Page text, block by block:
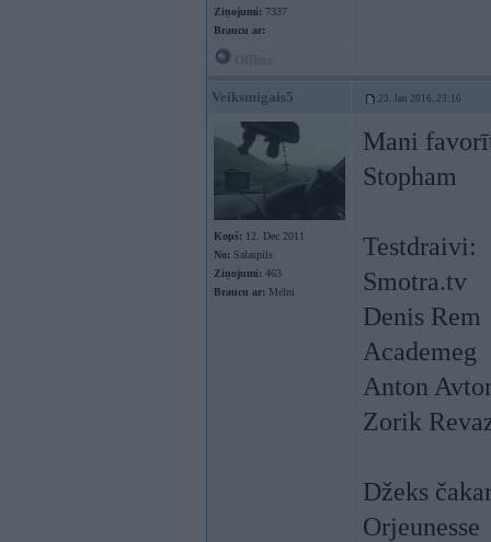
Ziņojumi: 7337
Braucu ar:
Veiksmigais5 23. Jan 2016, 23:16
Kopš: 12. Dec 2011
No: Salaspils
Ziņojumi: 463
Braucu ar: Melni
Mani
Stopham
Testdraivi:
Smotra.tv
Denis Rem
Academeg
Anton
Zorik
Džeks
Orjeunesse